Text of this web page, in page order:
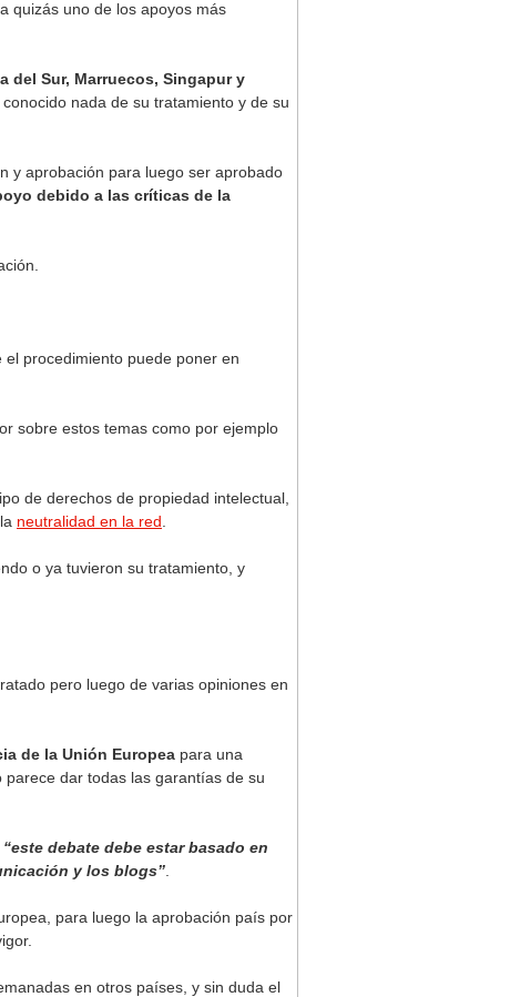
quizás uno de los apoyos más
del Sur, Marruecos, Singapur y
nada de su tratamiento y de su
y aprobación para luego ser aprobado
debido a las críticas de la
procedimiento puede poner en
sobre estos temas como por ejemplo
de derechos de propiedad intelectual,
neutralidad en la red
o ya tuvieron su tratamiento, y
pero luego de varias opiniones en
de la Unión Europea para una
dar todas las garantías de su
“este debate debe estar basado en
y los blogs”
para luego la aprobación país por
en otros países, y sin duda el